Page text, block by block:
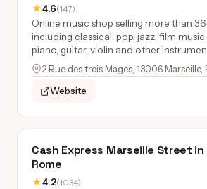
★4.6(147)
Online music shop selling more than
including classical, pop, jazz, film
piano, guitar, violin and other
2 Rue des trois Mages, 13006 Marseille,
Website
Cash Express Marseille Street in
Rome
★4.2(1034)